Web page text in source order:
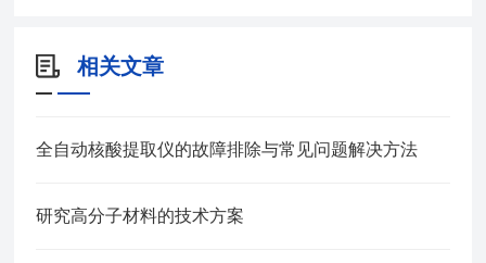
相关文章
全自动核酸提取仪的故障排除与常见问题解决方法
研究高分子材料的技术方案